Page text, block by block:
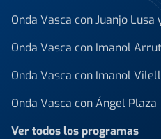
Onda Vasca con Juanjo
Onda Vasca con Imanol
Onda Vasca con Imanol
Onda Vasca con Ángel Plaza
Ver todos los programas